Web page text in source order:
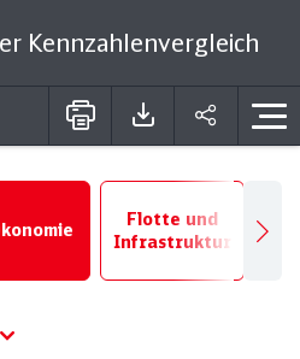
Kennzahlenvergleich
EN
Flotte und
Infrastruktur